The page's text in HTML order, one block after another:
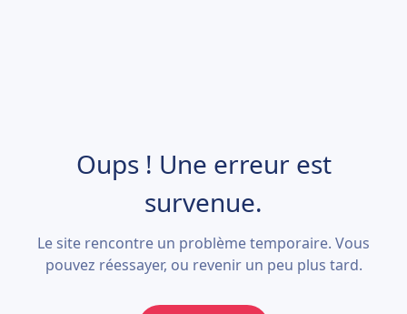
Oups ! Une erreur est
survenue.
Le site rencontre un problème temporaire. Vous
pouvez réessayer, ou revenir un peu plus tard.